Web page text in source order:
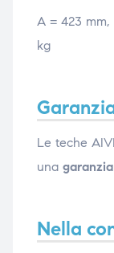
A = 423 mm,
kg
Le teche
una
Nella